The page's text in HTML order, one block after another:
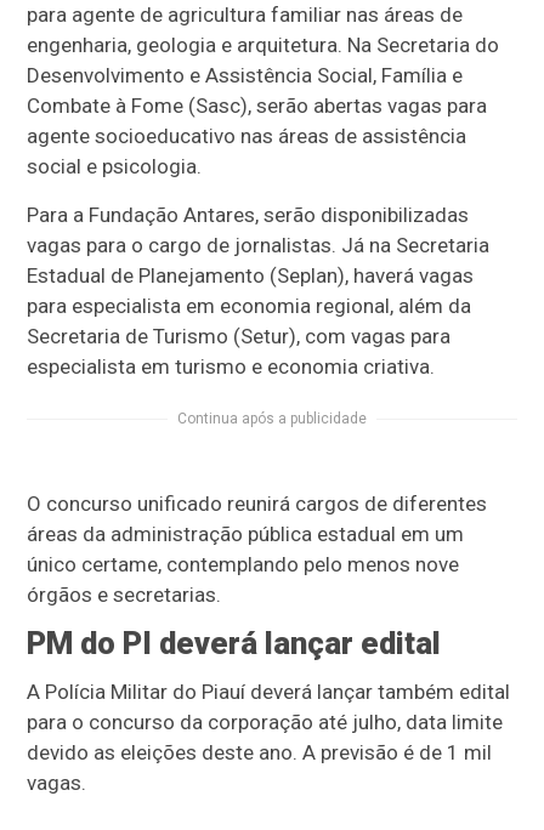
para agente de agricultura familiar nas áreas de
engenharia, geologia e arquitetura. Na Secretaria do
Desenvolvimento e Assistência Social, Família e
Combate à Fome (Sasc), serão abertas vagas para
agente socioeducativo nas áreas de assistência
social e psicologia.
Para a Fundação Antares, serão disponibilizadas
vagas para o cargo de jornalistas. Já na Secretaria
Estadual de Planejamento (Seplan), haverá vagas
para especialista em economia regional, além da
Secretaria de Turismo (Setur), com vagas para
especialista em turismo e economia criativa.
Continua após a publicidade
O concurso unificado reunirá cargos de diferentes
áreas da administração pública estadual em um
único certame, contemplando pelo menos nove
órgãos e secretarias.
PM do PI deverá lançar edital
A Polícia Militar do Piauí deverá lançar também edital
para o concurso da corporação até julho, data limite
devido as eleições deste ano. A previsão é de 1 mil
vagas.